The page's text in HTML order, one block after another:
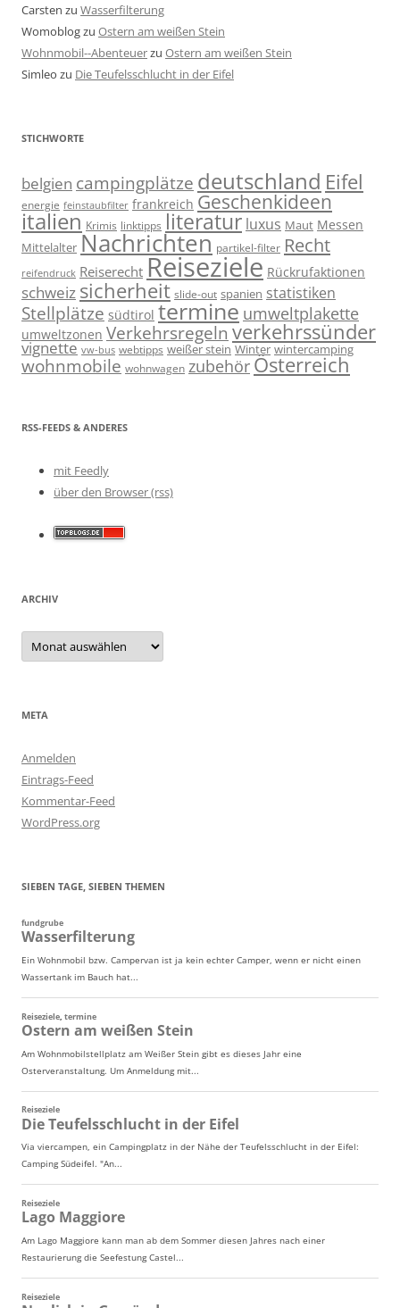
Carsten zu Wasserfilterung
Womoblogzu Ostern am weißen Stein
Wohnmobil--Abenteuerzu Ostern am weißen Stein
Simleo zu Die Teufelsschlucht in der Eifel
STICHWORTE
belgien campingplätze deutschland Eifel
energie feinstaubfilter frankreich Geschenkideen
italien Krimis linktipps literatur luxus Maut Messen
Mittelalter Nachrichten partikel-filter Recht
reifendruck Reiserecht Reiseziele Rückrufaktionen
schweiz sicherheit slide-out spanien statistiken
Stellplätze südtirol termine umweltplakette
umweltzonen Verkehrsregeln verkehrssünder
vignette vw-bus webtipps weißer stein Winter wintercamping
wohnmobile wohnwagen zubehör Österreich
RSS-FEEDS & ANDERES
mit Feedly
über den Browser (rss)
ARCHIV
Archiv
META
Anmelden
Eintrags-Feed
Kommentar-Feed
WordPress.org
SIEBEN TAGE, SIEBEN THEMEN